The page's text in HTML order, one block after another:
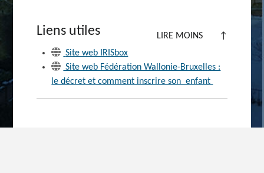
Liens utiles LIRE MOINS
↑
Site web IRISbox
Site web Fédération Wallonie-Bruxelles :
le décret et comment inscrire son enfant